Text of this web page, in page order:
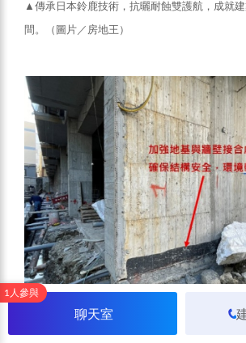
▲傳承日本鈴鹿技術，抗曬耐蝕雙護航，成就
間。（圖片／房地王）
▲強化地坪與基礎接縫防水工法，杜絕水氣滲漏
1人參與
聊天室